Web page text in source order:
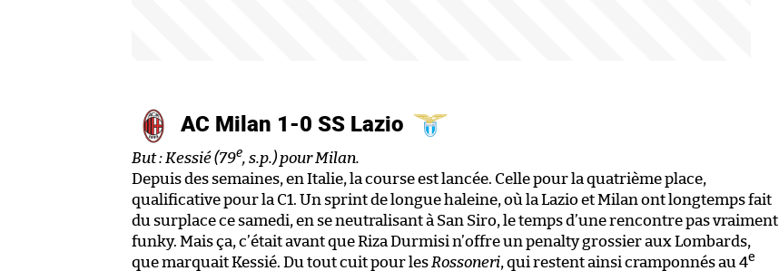
AC Milan 1-0 SS Lazio
But : Kessié (79e, s.p.) pour Milan.
Depuis des semaines, en Italie, la course est lancée. Celle pour la quatrième place,
qualificative pour la C1. Un sprint de longue haleine, où la Lazio et Milan ont longtemps fait
du surplace ce samedi, en se neutralisant à San Siro, le temps d’une rencontre pas vraiment
funky. Mais ça, c’était avant que Riza Durmisi n’offre un penalty grossier aux Lombards,
que marquait Kessié. Du tout cuit pour les Rossoneri, qui restent ainsi cramponnés au 4e